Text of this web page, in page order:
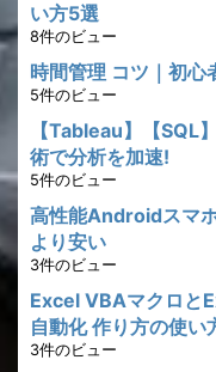
い方5選
8件のビュー
時間管理 コツ｜初心
5件のビュー
【Tableau】【SQL
術で分析を加速!
5件のビュー
高性能Androidスマ
より安い
3件のビュー
Excel VBAマクロと
自動化 作り方の使
3件のビュー